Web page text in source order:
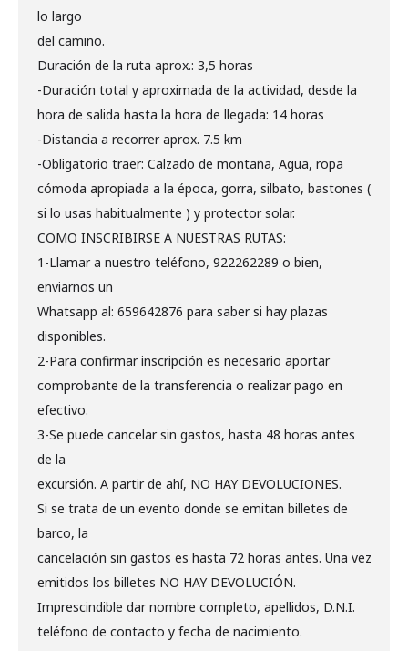
lo largo
del camino.
Duración de la ruta aprox.: 3,5 horas
-Duración total y aproximada de la actividad, desde la
hora de salida hasta la hora de llegada: 14 horas
-Distancia a recorrer aprox. 7.5 km
-Obligatorio traer: Calzado de montaña, Agua, ropa
cómoda apropiada a la época, gorra, silbato, bastones (
si lo usas habitualmente ) y protector solar.
COMO INSCRIBIRSE A NUESTRAS RUTAS:
1-Llamar a nuestro teléfono, 922262289 o bien,
enviarnos un
Whatsapp al: 659642876 para saber si hay plazas
disponibles.
2-Para confirmar inscripción es necesario aportar
comprobante de la transferencia o realizar pago en
efectivo.
3-Se puede cancelar sin gastos, hasta 48 horas antes
de la
excursión. A partir de ahí, NO HAY DEVOLUCIONES.
Si se trata de un evento donde se emitan billetes de
barco, la
cancelación sin gastos es hasta 72 horas antes. Una vez
emitidos los billetes NO HAY DEVOLUCIÓN.
Imprescindible dar nombre completo, apellidos, D.N.I.
teléfono de contacto y fecha de nacimiento.